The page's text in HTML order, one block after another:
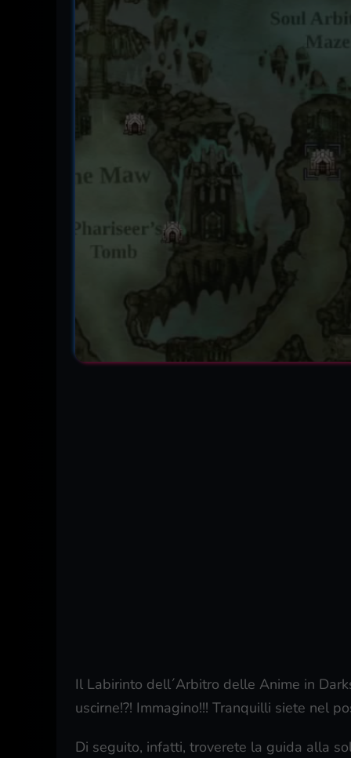
Il Labirinto dell´Arbitro delle Anime in
uscirne!?! Immagino!!! Tranquilli siete nel
Di seguito, infatti, troverete la guida alla